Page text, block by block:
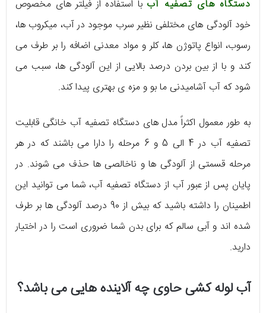
دستگاه های تصفیه آب با استفاده از فیلتر های مخصوص
خود آلودگی های مختلفی نظیر سرب موجود در آب، میکروب ها،
رسوب، انواع پاتوژن ها، کلر و مواد معدنی اضافه را بر طرف می‌
کند و با از بین بردن درصد بالایی از این آلودگی‌ ها، سبب می‌
شود که آب آشامیدنی ما بو و مزه‌ ی بهتری پیدا کند.
به طور معمول اکثراً مدل‌ های دستگاه تصفیه آب خانگی قابلیت
تصفیه آب در 4 الی 5 و 6 مرحله را دارا می‌ باشند که در هر
مرحله قسمتی از آلودگی‌ ها و ناخالصی‌ ها حذف می‌ شوند. در
پایان پس از عبور آب از دستگاه تصفیه آب، شما می‌ توانید این
اطمینان را داشته باشید که بیش از 90 درصد آلودگی‌ ها بر طرف
شده‌ اند و آبی سالم که برای بدن شما ضروری است را در اختیار
دارید.
آب لوله کشی حاوی چه آلاینده هایی می باشد؟